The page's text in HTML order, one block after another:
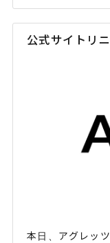
公式サイトリ
本日、アグレッ